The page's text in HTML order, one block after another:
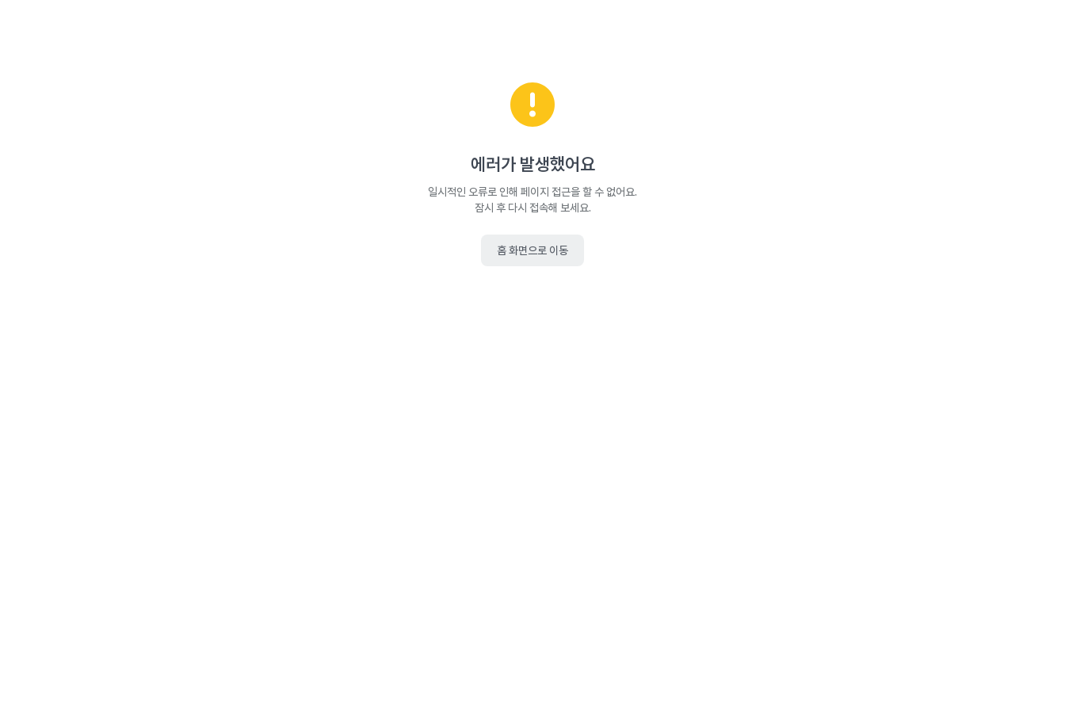
에러가 발생했어요
일시적인 오류로 인해 페이지 접근을 할 수 없어요.
잠시 후 다시 접속해 보세요.
홈 화면으로 이동